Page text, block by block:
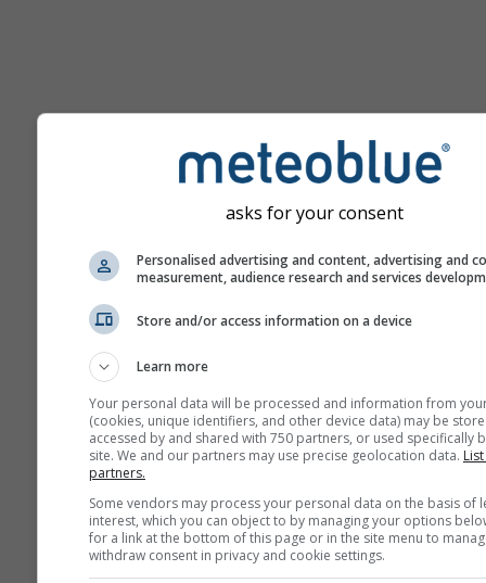
Ajuda
Térmicas
asks for your consent
Personalised advertising and content, advertising and
measurement, audience research and services
Store and/or access information on a device
Learn more
Your personal data will be processed and information from
(cookies, unique identifiers, and other device data) may be
accessed by and shared with 750 partners, or used specifically
site. We and our partners may use precise geolocation data.
partners.
Some vendors may process your personal data on the basis of
interest, which you can object to by managing your options
for a link at the bottom of this page or in the site menu to
withdraw consent in privacy and cookie settings.